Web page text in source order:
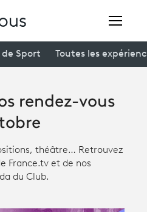
émission
de Sport Toutes les
rendez-vous
théâtre… Retrouvez
France.tv et de nos
du Club.